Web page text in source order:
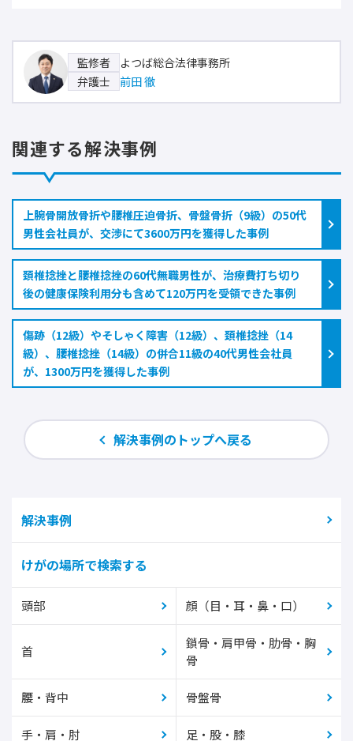
監修者
よつば総合法律事務所
弁護士
前田 徹
関連する解決事例
上腕骨開放骨折や腰椎圧迫骨折、骨盤骨折（9級）の50代
男性会社員が、交渉にて3600万円を獲得した事例
頚椎捻挫と腰椎捻挫の60代無職男性が、治療費打ち切り
後の健康保険利用分も含めて120万円を受領できた事例
傷跡（12級）やそしゃく障害（12級）、頚椎捻挫（14
級）、腰椎捻挫（14級）の併合11級の40代男性会社員
が、1300万円を獲得した事例
解決事例のトップへ戻る
解決事例
けがの場所で検索する
頭部 顔（目・耳・鼻・口）
首
鎖骨・肩甲骨・肋骨・胸
骨
腰・背中 骨盤骨
手・肩・肘 足・股・膝